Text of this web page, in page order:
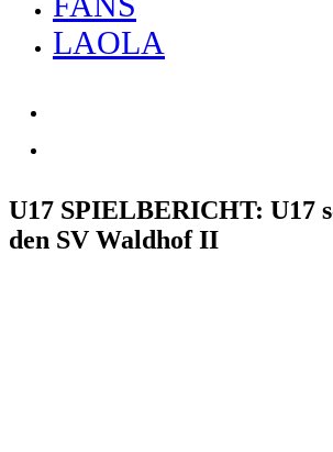
LAOLA
U17 SPIELBERICHT: U17
den SV Waldhof II